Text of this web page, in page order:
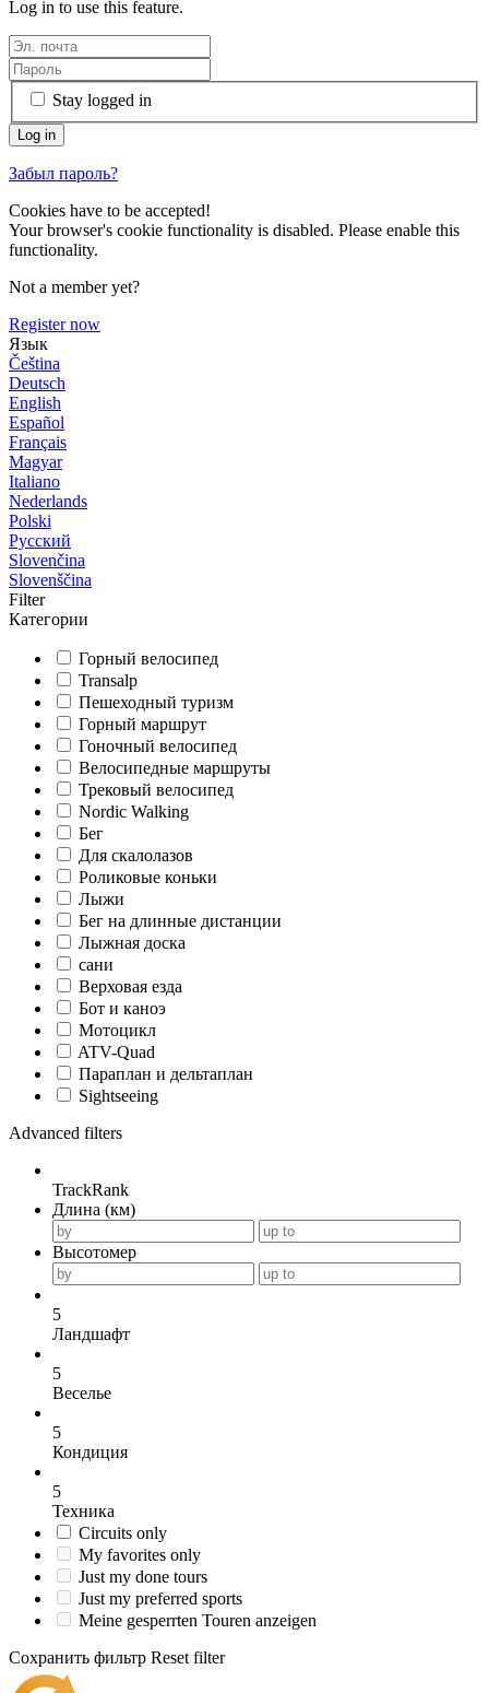
Log in to use this feature.
Stay logged in
Забыл пароль?
Cookies have to be accepted!
Your browser's cookie functionality is disabled. Please enable this
functionality.
Not a member yet?
Register now
Язык
Čeština
Deutsch
English
Español
Français
Magyar
Italiano
Nederlands
Polski
Русский
Slovenčina
Slovenščina
Filter
Категории
Горный велосипед
Transalp
Пешеходный туризм
Горный маршрут
Гоночный велосипед
Велосипедные маршруты
Трековый велосипед
Nordic Walking
Бег
Для скалолазов
Роликовые коньки
Лыжи
Бег на длинные дистанции
Лыжная доска
сани
Верховая езда
Бот и каноэ
Мотоцикл
ATV-Quad
Параплан и дельтаплан
Sightseeing
Advanced filters
TrackRank
Длина (км)
Высотомер
5
Ландшафт
5
Веселье
5
Кондиция
5
Техника
Circuits only
My favorites only
Just my done tours
Just my preferred sports
Meine gesperrten Touren anzeigen
Сохранить фильтр Reset filter